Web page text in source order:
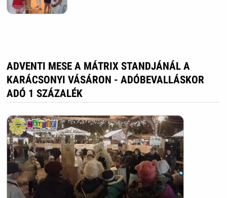
ADVENTI MESE A MÁTRIX STANDJÁNÁL A
KARÁCSONYI VÁSÁRON - ADÓBEVALLÁSKOR
ADÓ 1 SZÁZALÉK